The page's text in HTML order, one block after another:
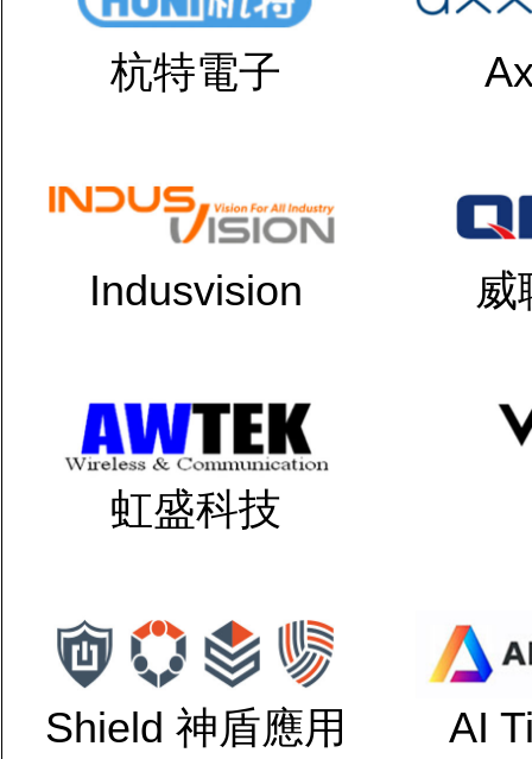
杭特電子
Indusvision 威
虹盛科技
Shield 神盾應用 AI